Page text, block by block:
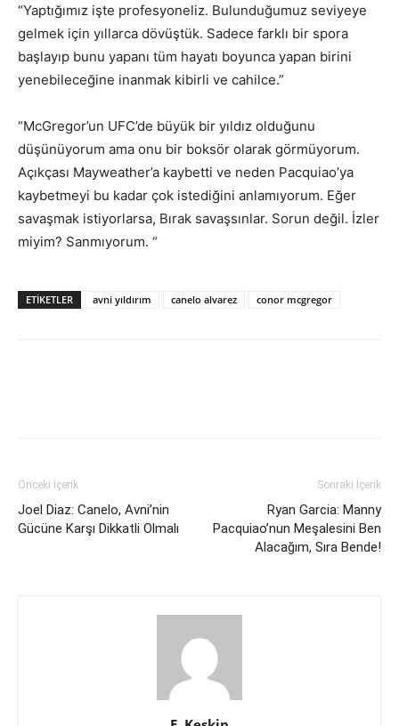
“Yaptığımız işte profesyoneliz. Bulunduğumuz seviyeye
gelmek için yıllarca dövüştük. Sadece farklı bir spora
başlayıp bunu yapanı tüm hayatı boyunca yapan birini
yenebileceğine inanmak kibirli ve cahilce.”
“McGregor’un UFC’de büyük bir yıldız olduğunu
düşünüyorum ama onu bir boksör olarak görmüyorum.
Açıkçası Mayweather’a kaybetti ve neden Pacquiao’ya
kaybetmeyi bu kadar çok istediğini anlamıyorum. Eğer
savaşmak istiyorlarsa, Bırak savaşsınlar. Sorun değil. İzler
miyim? Sanmıyorum. “
ETIKETLER avni yıldırım canelo alvarez conor mcgregor
Önceki İçerik
Joel Diaz: Canelo, Avni’nin
Gücüne Karşı Dikkatli Olmalı
Sonraki İçerik
Ryan Garcia: Manny
Pacquiao’nun Meşalesini Ben
Alacağım, Sıra Bende!